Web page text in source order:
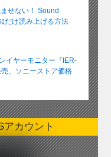
せない！ Sound
だけ読み上げる方法
イヤーモニター『IER-
、ソニーストア価格
アカウント